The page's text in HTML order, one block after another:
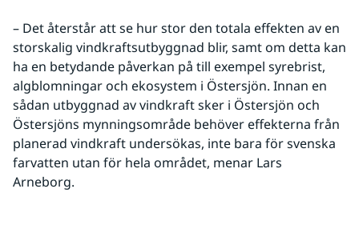
– Det återstår att se hur stor den totala effekten av en
storskalig vindkraftsutbyggnad blir, samt om detta kan
ha en betydande påverkan på till exempel syrebrist,
algblomningar och ekosystem i Östersjön. Innan en
sådan utbyggnad av vindkraft sker i Östersjön och
Östersjöns mynningsområde behöver effekterna från
planerad vindkraft undersökas, inte bara för svenska
farvatten utan för hela området, menar Lars
Arneborg.